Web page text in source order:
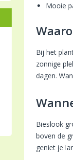
Mooie
Bij het
zonnige
dagen.
Bieslook
boven de
geniet je